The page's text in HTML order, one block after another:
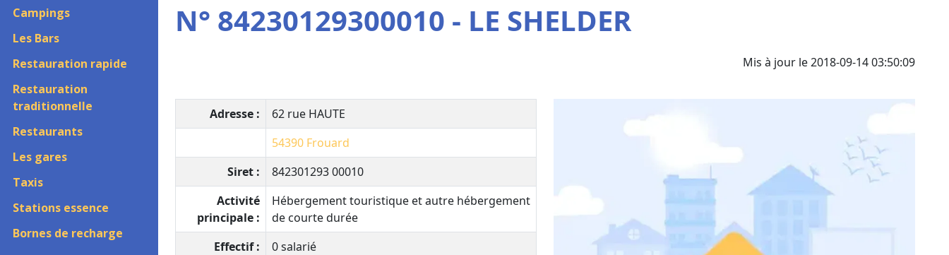
Campings
Les Bars
Restauration rapide
Restauration
traditionnelle
Restaurants
Les gares
Taxis
Stations essence
Bornes de recharge
N° 84230129300010 - LE SHELDER
Mis à jour le 2018-09-14 03:50:09
Adresse :
62 rue HAUTE
54390 Frouard
Siret :
842301293 00010
Activité
principale :
Hébergement touristique et autre hébergement
de courte durée
Effectif :
0 salarié